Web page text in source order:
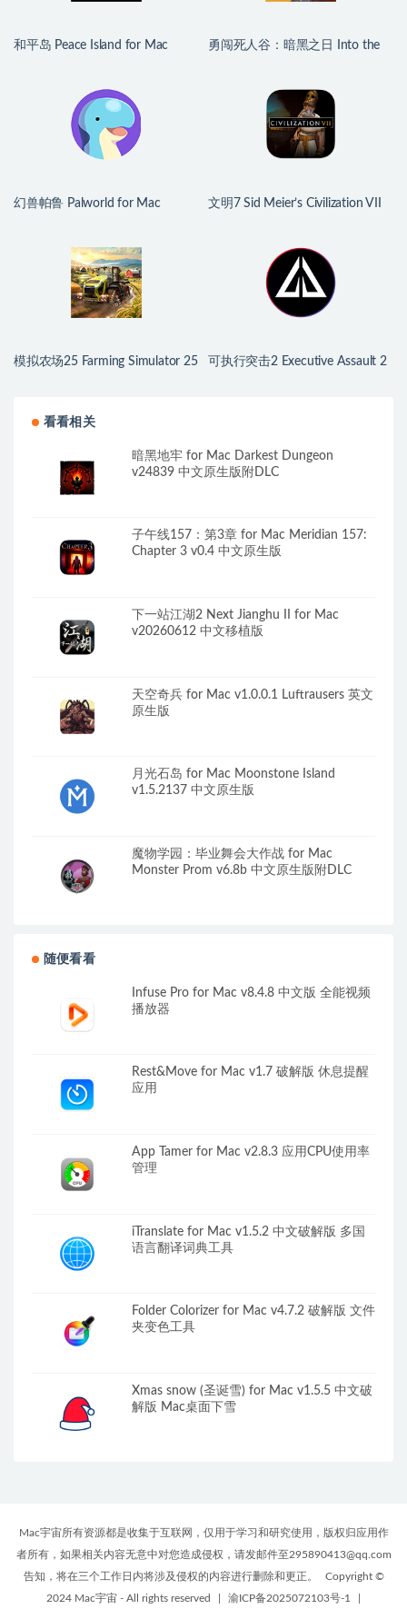
和平岛 Peace Island for Mac
勇闯死人谷：暗黑之日 Into the
幻兽帕鲁 Palworld for Mac
文明7 Sid Meier’s Civilization VII
模拟农场25 Farming Simulator 25
可执行突击2 Executive Assault 2
看看相关
暗黑地牢 for Mac Darkest Dungeon
v24839 中文原生版附DLC
子午线157：第3章 for Mac Meridian 157:
Chapter 3 v0.4 中文原生版
下一站江湖2 Next Jianghu II for Mac
v20260612 中文移植版
天空奇兵 for Mac v1.0.0.1 Luftrausers 英文
原生版
月光石岛 for Mac Moonstone Island
v1.5.2137 中文原生版
魔物学园：毕业舞会大作战 for Mac
Monster Prom v6.8b 中文原生版附DLC
随便看看
Infuse Pro for Mac v8.4.8 中文版 全能视频
播放器
Rest&Move for Mac v1.7 破解版 休息提醒
应用
App Tamer for Mac v2.8.3 应用CPU使用率
管理
iTranslate for Mac v1.5.2 中文破解版 多国
语言翻译词典工具
Folder Colorizer for Mac v4.7.2 破解版 文件
夹变色工具
Xmas snow (圣诞雪) for Mac v1.5.5 中文破
解版 Mac桌面下雪
Mac宇宙所有资源都是收集于互联网，仅用于学习和研究使用，版权归应用作
者所有，如果相关内容无意中对您造成侵权，请发邮件至295890413@qq.com
告知，将在三个工作日内将涉及侵权的内容进行删除和更正。
Copyright ©
2024 Mac宇宙 - All rights reserved
渝ICP备2025072103号-1